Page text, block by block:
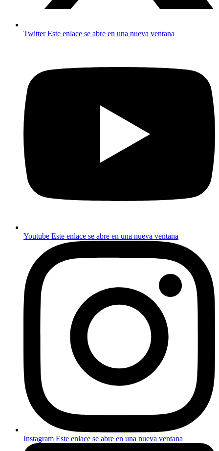
TwitterEste enlace se abre en una nueva ventana
Youtube Este enlace se abre en una nueva ventana
Instagram Este enlace se abre en una nueva ventana